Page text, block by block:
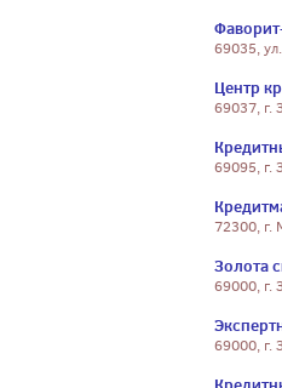
69035,
Центр
69037, г.
69095, г.
72300, г.
Золота
69000, г.
69000, г.